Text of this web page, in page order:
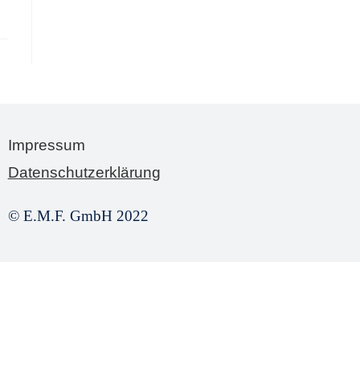
Impressum
Datenschutzerklärung
© E.M.F. GmbH 2022